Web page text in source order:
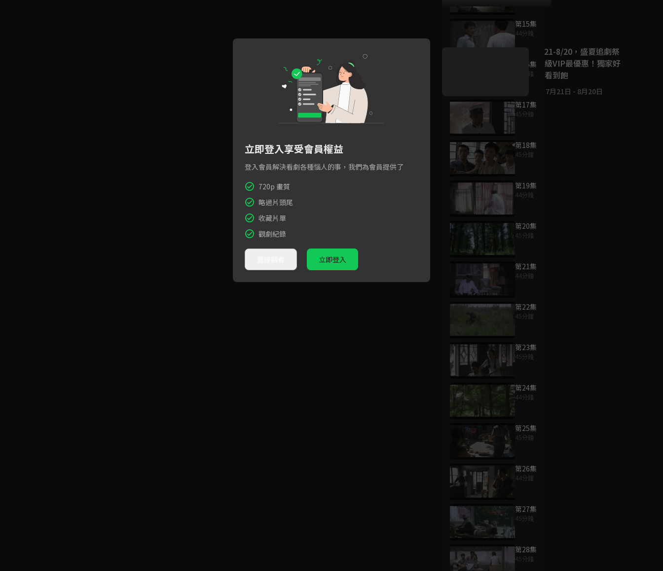
第15集
44分鐘
第16集
45分鐘
第17集
45分鐘
第18集
45分鐘
第19集
44分鐘
第20集
45分鐘
第21集
44分鐘
第22集
45分鐘
第23集
45分鐘
第24集
44分鐘
第25集
45分鐘
第26集
44分鐘
第27集
45分鐘
第28集
45分鐘
好康資訊
7/21-8/20，盛夏追劇祭
升級VIP最優惠！獨家好
戲看到飽
7月21日 - 8月20日
立即登入享受會員權益
登入會員解決看劇各種惱人的事，我們為會員提供了
720p 畫質
略過片頭尾
收藏片單
觀劇紀錄
立即登入